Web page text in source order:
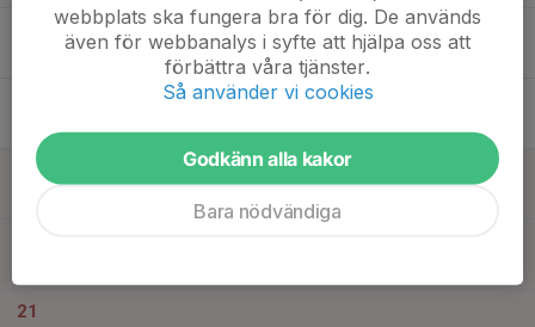
Sprint-/kast-/styrka Torsdagspass
19 Träning, kast
21
webbplats ska fungera bra för dig. De används
även för webbanalys i syfte att hjälpa oss att
förbättra våra tjänster.
Så använder vi cookies
Godkänn alla kakor
Bara nödvändiga